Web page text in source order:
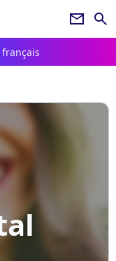
newsletter search